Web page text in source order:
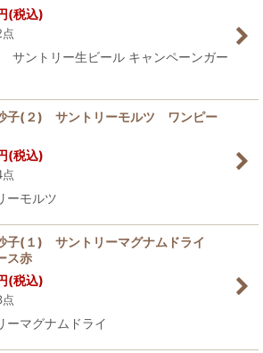
(税込)
サントリー生ビール キャンペーンガー
子(２) サントリーモルツ ワンピー
(税込)
ーモルツ
子(１) サントリーマグナムドライ
ス赤
(税込)
ーマグナムドライ